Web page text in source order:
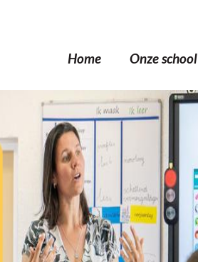
Home Onze school